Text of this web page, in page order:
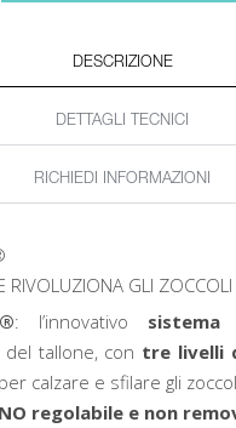
DESCRIZIONE
DETTAGLI TECNICI
RICHIEDI INFORMAZIONI
RIVOLUZIONA GLI
: l’innovativo
del tallone, con tre livelli
calzare e sfilare gli
regolabile e non